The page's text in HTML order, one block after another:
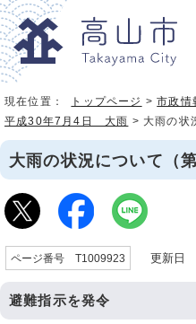
現在位置： トップページ >市政情
平成30年7月4日 大雨 > 大雨の状
大雨の状況について（第
ページ番号 T1009923 更新日
避難指示を発令